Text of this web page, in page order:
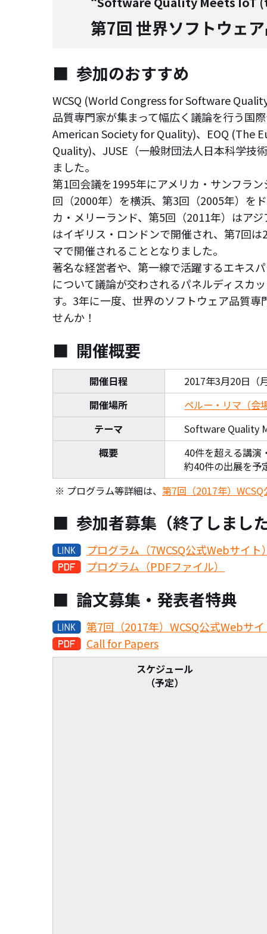
第7回 世界ソフトウェ
参加のおすすめ
WCSQ (World Congress for Software
品質専門家が集まって幅広く議論を行う国
American Society for Quality)、EOQ (The
Quality)、JUSE（一般財団法人日本科学技
ました。
第1回会議を1995年にアメリカ・サンフラ
回（2000年）を横浜、第3回（2005年）を
カ・メリーランド、第5回（2011年）はア
はイギリス・ロンドンで開催され、第7回
マで開催されることとなりました。
著名な経営者や、第一線で活躍するエキス
について議論が交わされるパネルディスカ
す。3年に一度、世界のソフトウェア品質
せんか！
開催概要
開催日程
2017年3月20日（
開催場所
ペルー・リマ（
テーマ
Software Quality
概要
40件を超える講演
約40件の出展を予
プログラム等詳細は、第7回（2017年）
参加者募集（終了しまし
プログラム（7WCSQ公式Webサイト
プログラム（PDFファイル）
論文募集・発表者特典
第7回（2017年）WCSQ公式Webサ
Call for Papers
スケジュール
（予定）